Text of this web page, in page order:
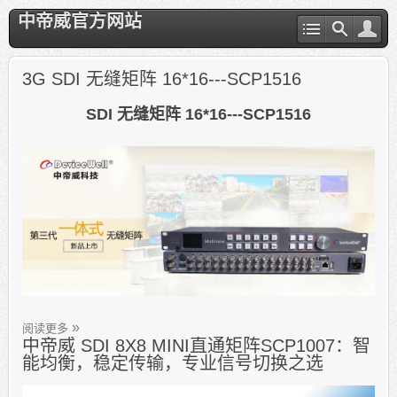
中帝威官方网站
3G SDI 无缝矩阵 16*16---SCP1516
SDI 无缝矩阵 16*16---SCP1516
阅读更多
中帝威 SDI 8X8 MINI直通矩阵SCP1007：智
能均衡，稳定传输，专业信号切换之选